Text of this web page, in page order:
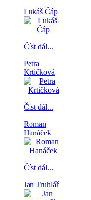
Lukáš Čáp
Číst dál...
Petra
Krtičková
Číst dál...
Roman
Hanáček
Číst dál...
Jan Truhlář